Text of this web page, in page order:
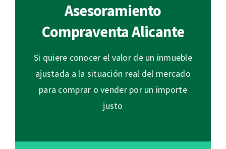
Asesoramiento
Compraventa Alicante
Si quiere conocer el valor de un inmueble
ajustada a la situación real del mercado
para comprar o vender por un importe
justo